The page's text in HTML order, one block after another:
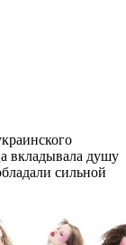
вкладывала душу
сильной